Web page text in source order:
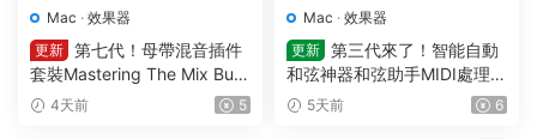
Mac · 效果器
更新 第七代！母帶混音插件
套裝Mastering The Mix Bun
dle v2026.7.21 U2B MAC-M
4天前 5
Mac · 效果器
更新 第三代來了！智能自動
和弦神器和弦助手MIDI處理Pl
ugin Boutique – Scaler 3 v3.
5天前 6